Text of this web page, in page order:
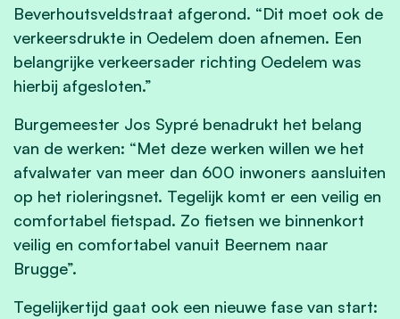
Beverhoutsveldstraat afgerond. “Dit moet ook de
verkeersdrukte in Oedelem doen afnemen. Een
belangrijke verkeersader richting Oedelem was
hierbij afgesloten.”
Burgemeester Jos Sypré benadrukt het belang
van de werken: “Met deze werken willen we het
afvalwater van meer dan 600 inwoners aansluiten
op het rioleringsnet. Tegelijk komt er een veilig en
comfortabel fietspad. Zo fietsen we binnenkort
veilig en comfortabel vanuit Beernem naar
Brugge”.
Tegelijkertijd gaat ook een nieuwe fase van start: